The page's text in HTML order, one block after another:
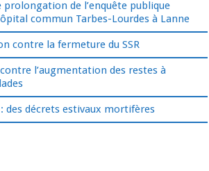
prolongation de l’enquête publique
commun Tarbes-Lourdes à Lanne
contre la fermeture du SSR
l’augmentation des restes à
des décrets estivaux mortifères